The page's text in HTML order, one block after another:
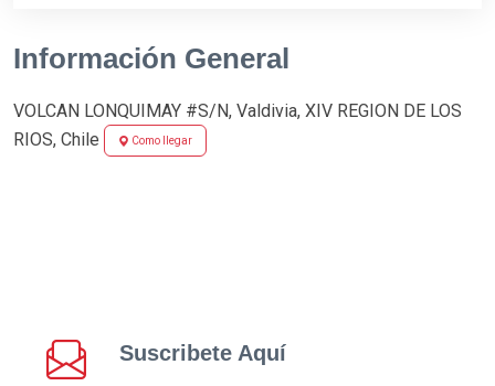
Información General
VOLCAN LONQUIMAY #S/N, Valdivia, XIV REGION DE LOS
RIOS, Chile
Como llegar
Suscribete Aquí